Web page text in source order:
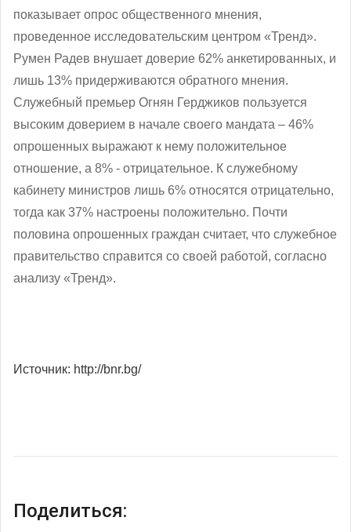
показывает опрос общественного мнения,
проведенное исследовательским центром «Тренд».
Румен Радев внушает доверие 62% анкетированных, и
лишь 13% придерживаются обратного мнения.
Служебный премьер Огнян Герджиков пользуется
высоким доверием в начале своего мандата – 46%
опрошенных выражают к нему положительное
отношение, а 8% - отрицательное. К служебному
кабинету министров лишь 6% относятся отрицательно,
тогда как 37% настроены положительно. Почти
половина опрошенных граждан считает, что служебное
правительство справится со своей работой, согласно
анализу «Тренд».
Источник: http://bnr.bg/
Поделиться: